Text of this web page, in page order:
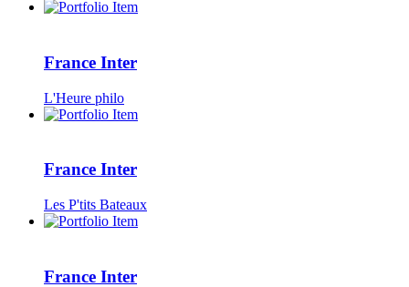
France Inter
L'Heure philo
France Inter
Les P'tits Bateaux
France Inter